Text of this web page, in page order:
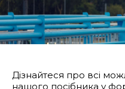
Дізнайтеся про всі
нашого посібника у